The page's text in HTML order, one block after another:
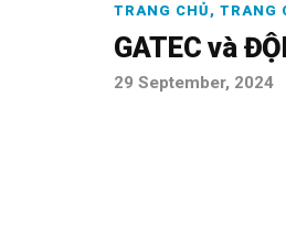
TRANG CHỦ , TRANG
GATEC và
29 September, 2024